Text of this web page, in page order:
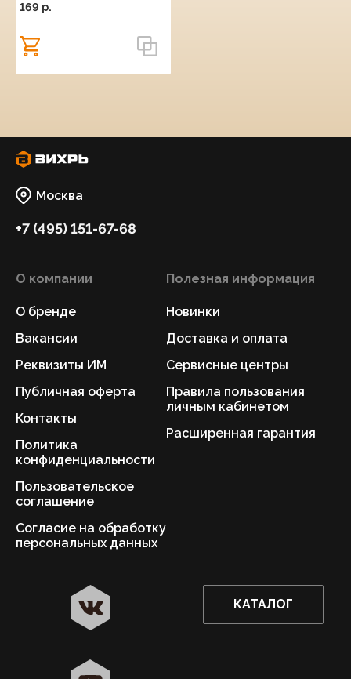
169 p.
Москва
+7 (495) 151-67-68
О компании
О бренде
Вакансии
Реквизиты ИМ
Публичная оферта
Контакты
Политика
конфиденциальности
Пользовательское
соглашение
Согласие на обработку
персональных данных
Полезная информация
Новинки
Доставка и оплата
Сервисные центры
Правила пользования
личным кабинетом
Расширенная гарантия
КАТАЛОГ